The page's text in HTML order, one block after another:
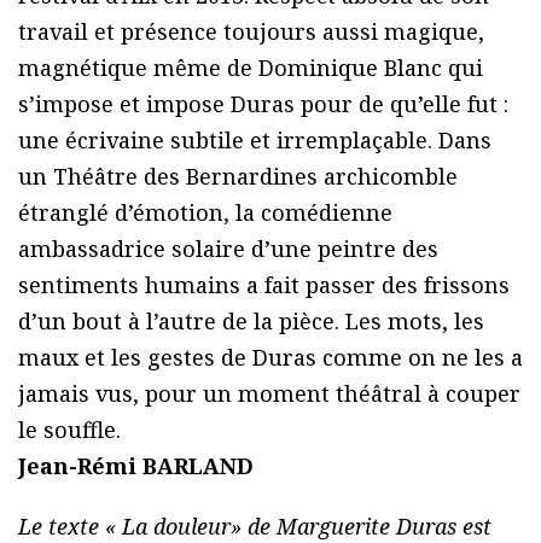
travail et présence toujours aussi magique,
magnétique même de Dominique Blanc qui
s’impose et impose Duras pour de qu’elle fut :
une écrivaine subtile et irremplaçable. Dans
un Théâtre des Bernardines archicomble
étranglé d’émotion, la comédienne
ambassadrice solaire d’une peintre des
sentiments humains a fait passer des frissons
d’un bout à l’autre de la pièce. Les mots, les
maux et les gestes de Duras comme on ne les a
jamais vus, pour un moment théâtral à couper
le souffle.
Jean-Rémi BARLAND
Le texte « La douleur» de Marguerite Duras est